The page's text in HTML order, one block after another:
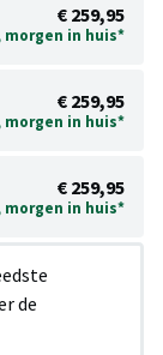
€ 259,95
morgen in huis*
€ 259,95
morgen in huis*
€ 259,95
morgen in huis*
de